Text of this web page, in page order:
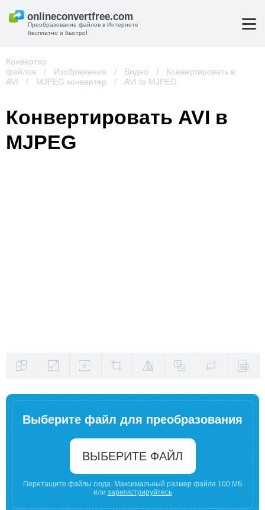
Преобразование файлов в Интернете
бесплатно и быстро!
Конвертер
файлов
/ Изображения / Видео /
Конвертировать в
AVI
/ MJPEG конвертер / AVI to MJPEG
Конвертировать AVI в
MJPEG
Выберите файл для преобразования
ВЫБЕРИТЕ ФАЙЛ
Перетащите файлы сюда. Максимальный размер файла 100 МБ
или зарегистрируйтесь